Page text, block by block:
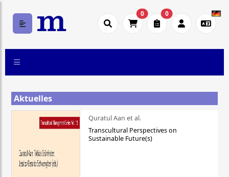
0 0
Aktuelles
Quratul Aan et al.
Transcultural Perspectives on
Sustainable Future(s)